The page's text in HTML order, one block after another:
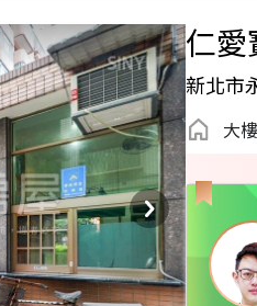
仁愛
新北市
大樓
2023年6月區成件TOP3 2021年4月區成